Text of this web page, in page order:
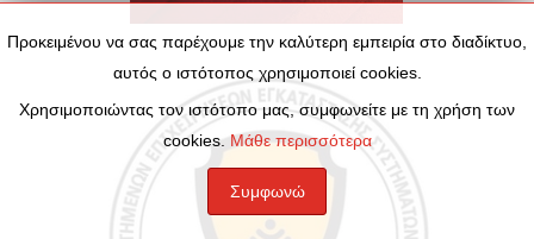
Προκειμένου να σας παρέχουμε την καλύτερη εμπειρία στο διαδίκτυο,
αυτός ο ιστότοπος χρησιμοποιεί cookies.
Χρησιμοποιώντας τον ιστότοπο μας, συμφωνείτε με τη χρήση των
cookies.Μάθε περισσότερα
Συμφωνώ